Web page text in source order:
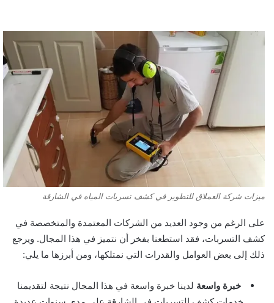
ميزات شركة العملاق للتطوير في كشف تسربات المياه في الشارقة
على الرغم من وجود العديد من الشركات المعتمدة والمتخصصة في
كشف التسربات، فقد استطعنا بفخر أن نتميز في هذا المجال. ويرجع
ذلك إلى بعض العوامل والقدرات التي نمتلكها، ومن أبرزها ما يلي:
خبرة واسعة لدينا خبرة واسعة في هذا المجال نتيجة لتقديمنا